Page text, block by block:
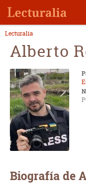
Lecturalia
Alberto
Biografía de